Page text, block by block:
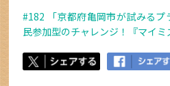
#182 「京都府亀岡市が試みる
民参加型のチャレンジ！『マイミ